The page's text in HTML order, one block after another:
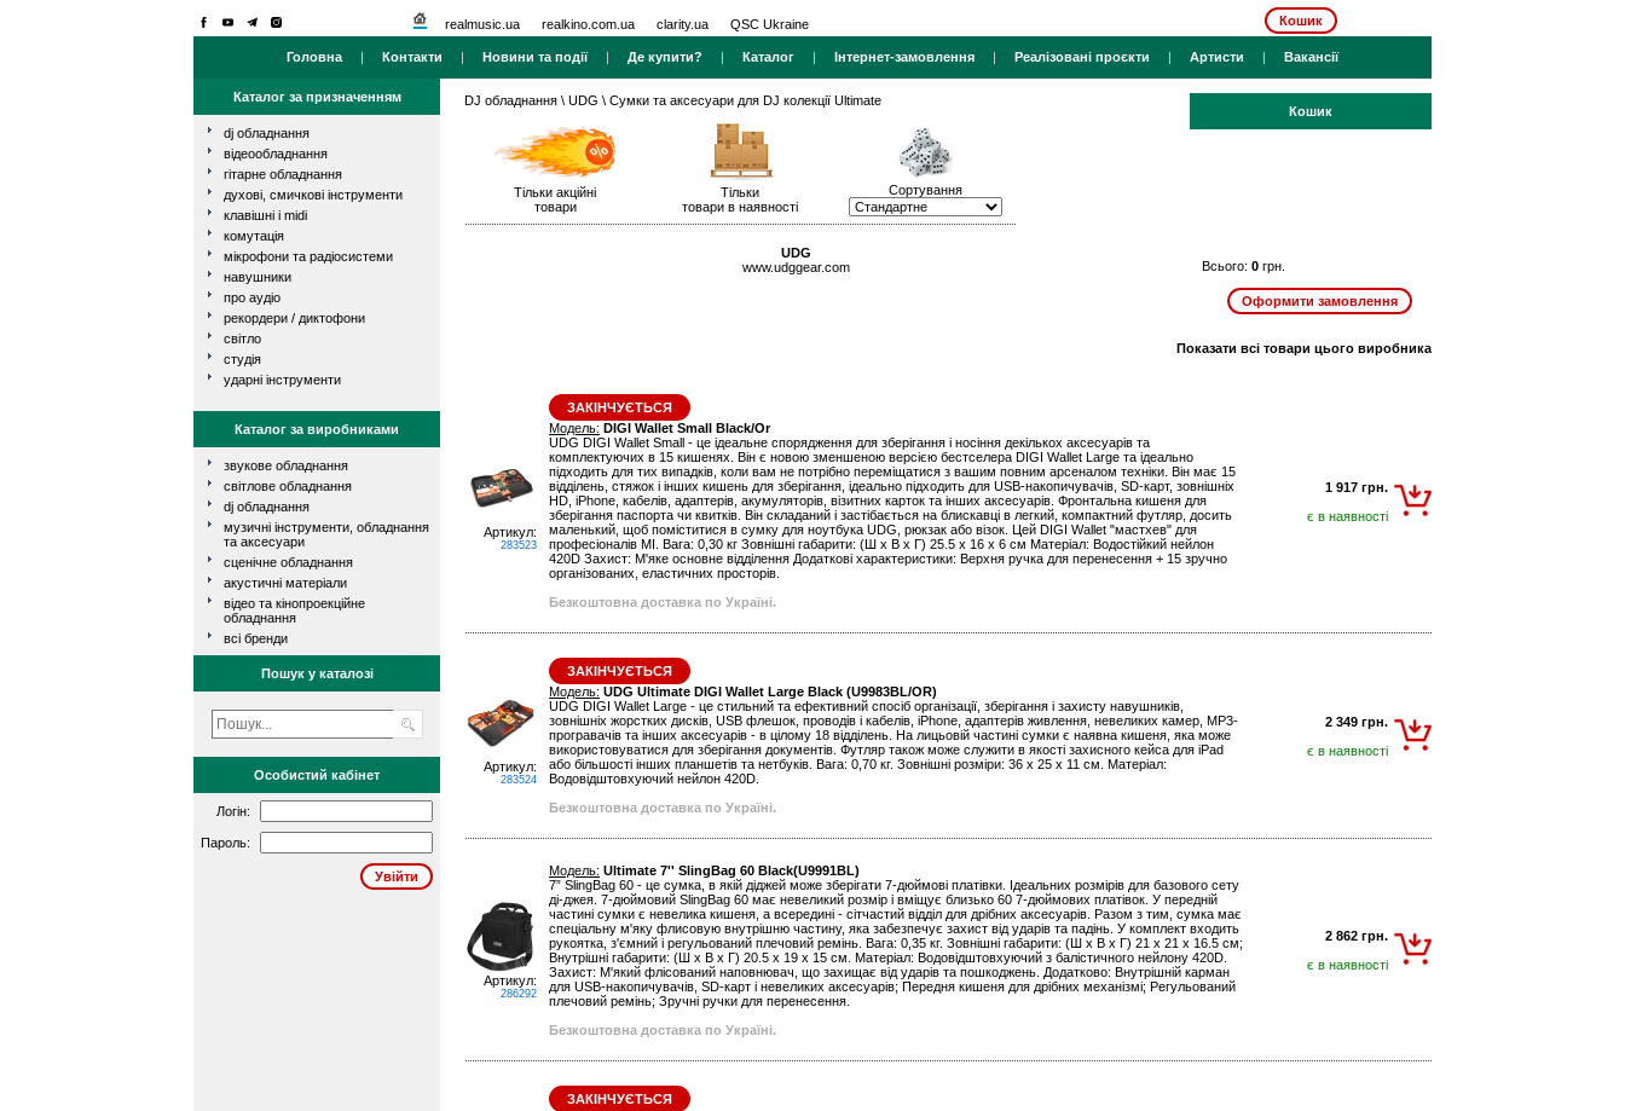
realmusic.ua realkino.com.ua clarity.ua QSC Ukraine Кошик
Головна | Контакти | Новини та події| Де купити? | Каталог | Інтернет-замовлення | Реалізовані проєкти | Артисти | Вакансії
Каталог за призначенням
dj обладнання
відеообладнання
гітарне обладнання
духові, смичкові інструменти
клавішні і midi
комутація
мікрофони та радіосистеми
навушники
про аудіо
рекордери / диктофони
світло
студія
ударні інструменти
Каталог за виробниками
звукове обладнання
світлове обладнання
dj обладнання
музичні інструменти, обладнання
та аксесуари
сценічне обладнання
акустичні матеріали
відео та кінопроекційне
обладнання
всі бренди
Пошук у каталозі
Особистий кабінет
Логін:
Пароль:
DJ обладнання \ UDG \ Сумки та аксесуари для DJ колекції Ultimate
Тільки акційні
товари
Тільки
товари в наявності
Сортування
UDG
www.udggear.com
Кошик
Всього: 0 грн.
Показати всі товари цього виробника
Артикул:
283523
ЗАКІНЧУЄТЬСЯ
Модель: DIGI Wallet Small Black/Or
UDG DIGI Wallet Small - це ідеальне спорядження для зберігання і носіння декількох аксесуарів та
комплектуючих в 15 кишенях. Він є новою зменшеною версією бестселера DIGI Wallet Large та ідеально
підходить для тих випадків, коли вам не потрібно переміщатися з вашим повним арсеналом техніки. Він має 15
відділень, стяжок і інших кишень для зберігання, ідеально підходить для USB-накопичувачів, SD-карт, зовнішніх
HD, iPhone, кабелів, адаптерів, акумуляторів, візитних карток та інших аксесуарів. Фронтальна кишеня для
зберігання паспорта чи квитків. Він складаний і застібається на блискавці в легкий, компактний футляр, досить
маленький, щоб поміститися в сумку для ноутбука UDG, рюкзак або візок. Цей DIGI Wallet "мастхев" для
професіоналів MI. Вага: 0,30 кг Зовнішні габарити: (Ш х В х Г) 25.5 x 16 x 6 см Матеріал: Водостійкий нейлон
420D Захист: М'яке основне відділення Додаткові характеристики: Верхня ручка для перенесення + 15 зручно
організованих, еластичних просторів.
Безкоштовна доставка по Україні.
1 917 грн.
є в наявності
Артикул:
283524
ЗАКІНЧУЄТЬСЯ
Модель: UDG Ultimate DIGI Wallet Large Black (U9983BL/OR)
UDG DIGI Wallet Large - це стильний та ефективний спосіб організації, зберігання і захисту навушників,
зовнішніх жорстких дисків, USB флешок, проводів і кабелів, iPhone, адаптерів живлення, невеликих камер, MP3-
програвачів та інших аксесуарів - в цілому 18 відділень. На лицьовій частині сумки є наявна кишеня, яка може
використовуватися для зберігання документів. Футляр також може служити в якості захисного кейса для iPad
або більшості інших планшетів та нетбуків. Вага: 0,70 кг. Зовнішні розміри: 36 x 25 x 11 см. Матеріал:
Водовідштовхуючий нейлон 420D.
Безкоштовна доставка по Україні.
2 349 грн.
є в наявності
Артикул:
286292
Модель: Ultimate 7'' SlingBag 60 Black(U9991BL)
7” SlingBag 60 - це сумка, в якій діджей може зберігати 7-дюймові платівки. Ідеальних розмірів для базового сету
ді-джея. 7-дюймовий SlingBag 60 має невеликий розмір і вміщує близько 60 7-дюймових платівок. У передній
частині сумки є невелика кишеня, а всередині - сітчастий відділ для дрібних аксесуарів. Разом з тим, сумка має
спеціальну м'яку флисовую внутрішню частину, яка забезпечує захист від ударів та падінь. У комплект входить
рукоятка, з'ємний і регульований плечовий ремінь. Вага: 0,35 кг. Зовнішні габарити: (Ш х В х Г) 21 x 21 x 16.5 см;
Внутрішні габарити: (Ш х В х Г) 20.5 x 19 x 15 см. Матеріал: Водовідштовхуючий з балістичного нейлону 420D.
Захист: М'який флісований наповнювач, що захищає від ударів та пошкоджень. Додатково: Внутрішній карман
для USB-накопичувачів, SD-карт і невеликих аксесуарів; Передня кишеня для дрібних механізмі; Регульований
плечовий ремінь; Зручні ручки для перенесення.
Безкоштовна доставка по Україні.
2 862 грн.
є в наявності
ЗАКІНЧУЄТЬСЯ